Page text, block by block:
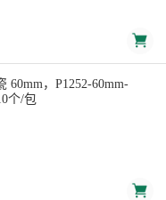
60mm，P1252-60mm-
个/包